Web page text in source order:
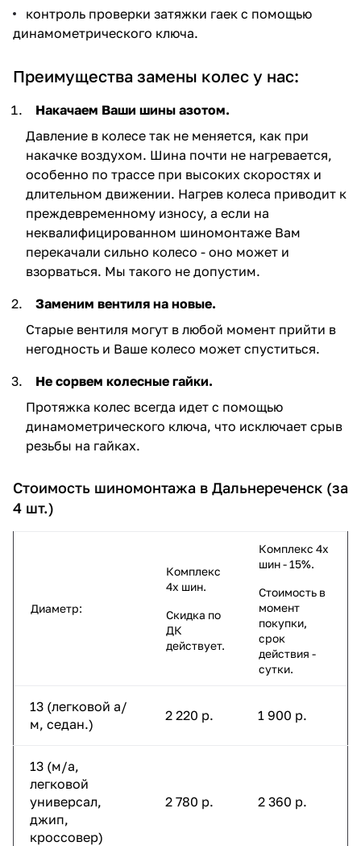
контроль проверки затяжки гаек с помощью
динамометрического ключа.
Преимущества замены колес у нас:
Накачаем Ваши шины азотом.
Давление в колесе так не меняется, как при
накачке воздухом. Шина почти не нагревается,
особенно по трассе при высоких скоростях и
длительном движении. Нагрев колеса приводит к
преждевременному износу, а если на
неквалифицированном шиномонтаже Вам
перекачали сильно колесо - оно может и
взорваться. Мы такого не допустим.
Заменим вентиля на новые.
Старые вентиля могут в любой момент прийти в
негодность и Ваше колесо может спуститься.
Не сорвем колесные гайки.
Протяжка колес всегда идет с помощью
динамометрического ключа, что исключает срыв
резьбы на гайках.
Стоимость шиномонтажа в Дальнереченск (за
4 шт.)
Диаметр:
Комплекс
4х шин.
Скидка по
ДК
действует.
Комплекс 4х
шин - 15%.
Стоимость в
момент
покупки,
срок
действия -
сутки.
13 (легковой а/
м, седан.)
2 220 р. 1 900 р.
13 (м/а,
легковой
универсал,
джип,
кроссовер)
2 780 р. 2 360 р.